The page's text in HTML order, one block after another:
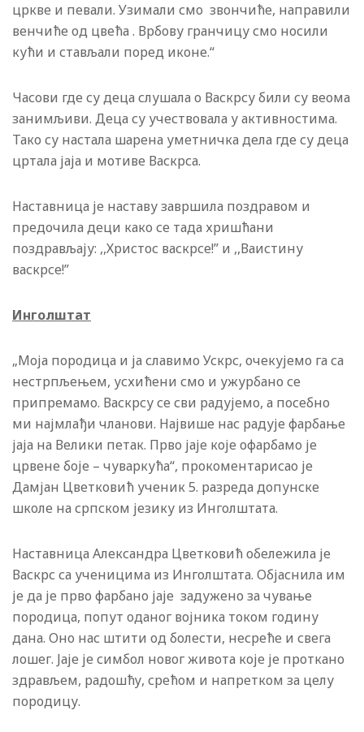
цркве и певали. Узимали смо звончиће, направили
венчиће од цвећа . Врбову гранчицу смо носили
кући и стављали поред иконе.“
Часови где су деца слушала о Васкрсу били су веома
занимљиви. Деца су учествовала у активностима.
Тако су настала шарена уметничка дела где су деца
цртала јаја и мотиве Васкрса.
Наставница је наставу завршила поздравом и
предочила деци како се тада хришћани
поздрављају: ,,Христос васкрсе!” и ,,Ваистину
васкрсе!”
Инголштат
„Моја породица и ја славимо Ускрс, очекујемо га са
нестрпљењем, усхићени смо и ужурбано се
припремамо. Васкрсу се сви радујемо, а посебно
ми најмлађи чланови. Највише нас радује фарбање
јаја на Велики петак. Прво јаје које офарбамо је
црвене боје – чуваркућа“, прокоментарисао је
Дамјан Цветковић ученик 5. разреда допунске
школе на српском језику из Инголштата.
Наставница Александра Цветковић обележила је
Васкрс са ученицима из Инголштата. Објаснила им
је да је прво фарбано јаје задужено за чување
породица, попут оданог војника током годину
дана. Оно нас штити од болести, несреће и свега
лошег. Јаје је симбол новог живота које је проткано
здрављем, радошћу, срећом и напретком за целу
породицу.